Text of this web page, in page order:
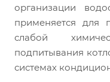
организации
применяется для
слабой
подпитывания
системах